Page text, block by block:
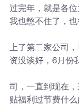
过完年，就是各
我也憋不住了，
上了第二家公司
资没谈好，6月份
司，一直到现在
贴福利过节费什